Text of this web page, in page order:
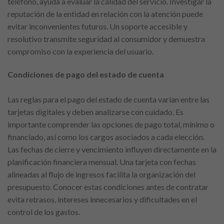
reputación de la entidad en relación con la atención puede
evitar inconvenientes futuros. Un soporte accesible y
resolutivo transmite seguridad al consumidor y demuestra
compromiso con la experiencia del usuario.
Condiciones de pago del estado de cuenta
Las reglas para el pago del estado de cuenta varían entre las
tarjetas digitales y deben analizarse con cuidado. Es
importante comprender las opciones de pago total, mínimo o
financiado, así como los cargos asociados a cada elección.
Las fechas de cierre y vencimiento influyen directamente en la
planificación financiera mensual. Una tarjeta con fechas
alineadas al flujo de ingresos facilita la organización del
presupuesto. Conocer estas condiciones antes de contratar
evita retrasos, intereses innecesarios y dificultades en el
control de los gastos.